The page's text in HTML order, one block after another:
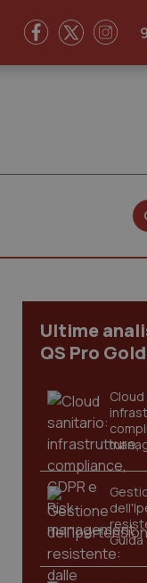
Ultime
QS Pro Gold